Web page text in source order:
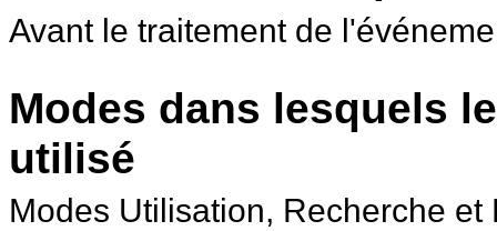
Avant le traitement de
Modes dans lesquels
utilisé
Modes Utilisation, Recherche et